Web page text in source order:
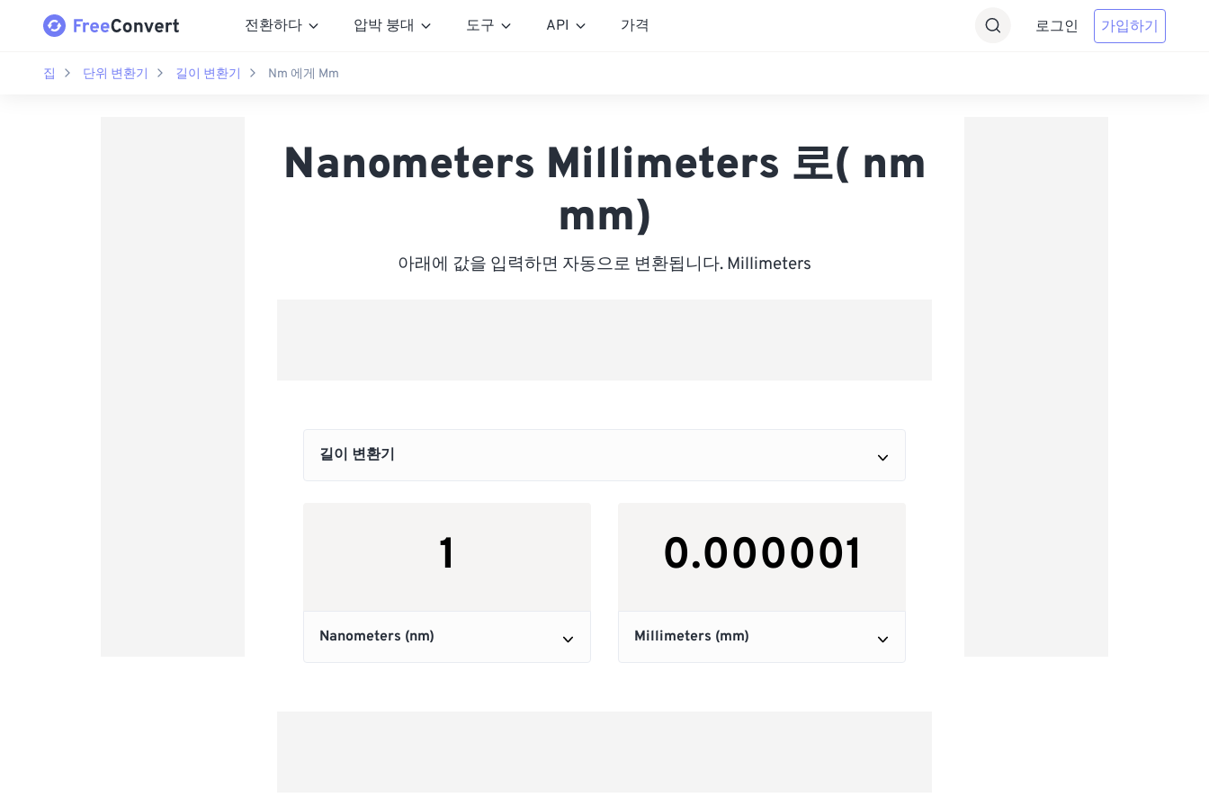
전환하다 압박 붕대 도구 API 가격 로그인 가입하기
집 단위 변환기 길이 변환기 Nm 에게 Mm
Nanometers Millimeters 로( nm
mm)
아래에 값을 입력하면 자동으로 변환됩니다. Millimeters